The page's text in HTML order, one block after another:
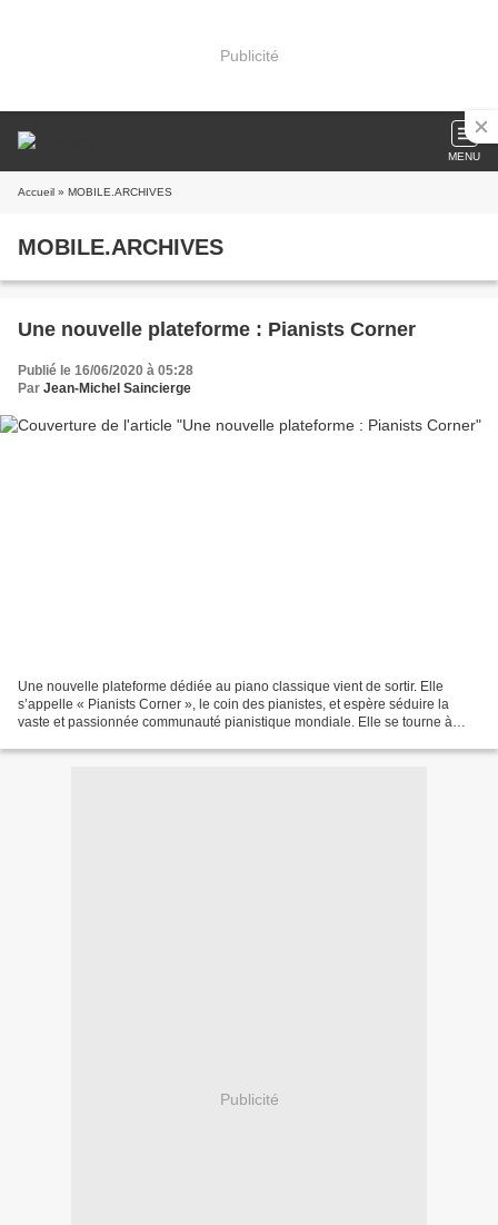
Publicité
MENU
Accueil » MOBILE.ARCHIVES
MOBILE.ARCHIVES
Une nouvelle plateforme : Pianists Corner
Publié le 16/06/2020 à 05:28
Par Jean-Michel Saincierge
Une nouvelle plateforme dédiée au piano classique vient de sortir. Elle
s’appelle « Pianists Corner », le coin des pianistes, et espère séduire la
vaste et passionnée communauté pianistique mondiale. Elle se tourne à
Publicité